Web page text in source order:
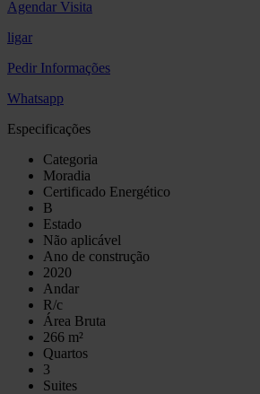
Agendar Visita
ligar
Pedir Informações
Whatsapp
Especificações
Categoria
Moradia
Certificado Energético
B
Estado
Não aplicável
Ano de construção
2020
Andar
R/c
Área Bruta
266 m²
Quartos
3
Suites